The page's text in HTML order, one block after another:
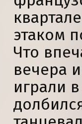
этаком
Что
вечера
играли